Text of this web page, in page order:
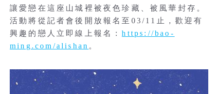
讓愛戀在這座山城裡被夜色珍藏、被風華封存。
活動將從記者會後開放報名至03/11止，歡迎有
興趣的戀人立即線上報名：https://bao-
ming.com/alishan 。